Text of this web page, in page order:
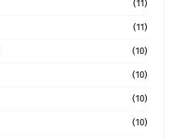
(11)
(11)
(10)
(10)
(10)
(10)